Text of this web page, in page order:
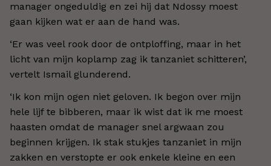
manager ongeduldig en zei hij dat Ndossy moest
gaan kijken wat er aan de hand was.
‘Er was veel rook door de ontploffing, maar in het
licht van mijn koplamp zag ik tanzaniet schitteren’,
vertelt Ismail glunderend.
‘Ik kon mijn ogen niet geloven. Ik begon over mijn
hele lijf te bibberen, maar ik wist dat ik me moest
haasten omdat de manager snel argwaan zou
beginnen krijgen. Ik stak stukjes tanzaniet in mijn
zakken en verstopte er ook enkele kleine en een